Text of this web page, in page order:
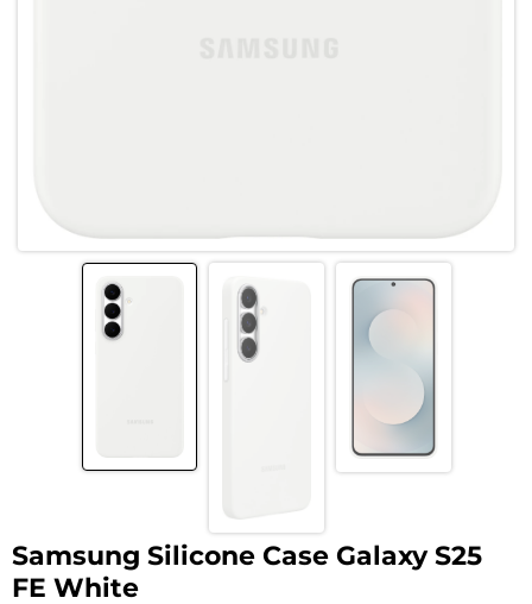
Samsung Silicone Case Galaxy S25
FE White